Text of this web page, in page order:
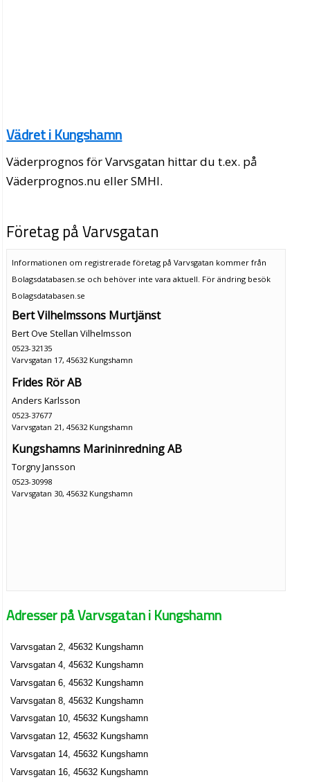
Vädret i Kungshamn
Väderprognos för Varvsgatan hittar du t.ex. på
Väderprognos.nu eller SMHI.
Företag på Varvsgatan
Informationen om registrerade företag på Varvsgatan kommer från
Bolagsdatabasen.se och behöver inte vara aktuell. För ändring besök
Bolagsdatabasen.se
Bert Vilhelmssons Murtjänst
Bert Ove Stellan Vilhelmsson
0523-32135
Varvsgatan 17, 45632 Kungshamn
Frides Rör AB
Anders Karlsson
0523-37677
Varvsgatan 21, 45632 Kungshamn
Kungshamns Marininredning AB
Torgny Jansson
0523-30998
Varvsgatan 30, 45632 Kungshamn
Adresser på Varvsgatan i Kungshamn
Varvsgatan 2, 45632 Kungshamn
Varvsgatan 4, 45632 Kungshamn
Varvsgatan 6, 45632 Kungshamn
Varvsgatan 8, 45632 Kungshamn
Varvsgatan 10, 45632 Kungshamn
Varvsgatan 12, 45632 Kungshamn
Varvsgatan 14, 45632 Kungshamn
Varvsgatan 16, 45632 Kungshamn